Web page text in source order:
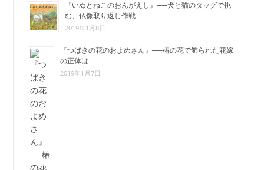
『いぬとねこのおんがえし』──犬と猫のタッグで挑
む、仏像取り返し作戦
2019年1月8日
『つばきの花のおよめさん』──椿の花で飾られた花嫁
の正体は
2019年1月7日